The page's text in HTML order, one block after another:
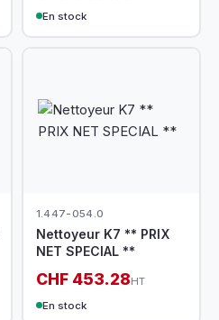
En stock
1.447-054.0
Nettoyeur K7 ** PRIX
NET SPECIAL **
CHF 453.28HT
En stock